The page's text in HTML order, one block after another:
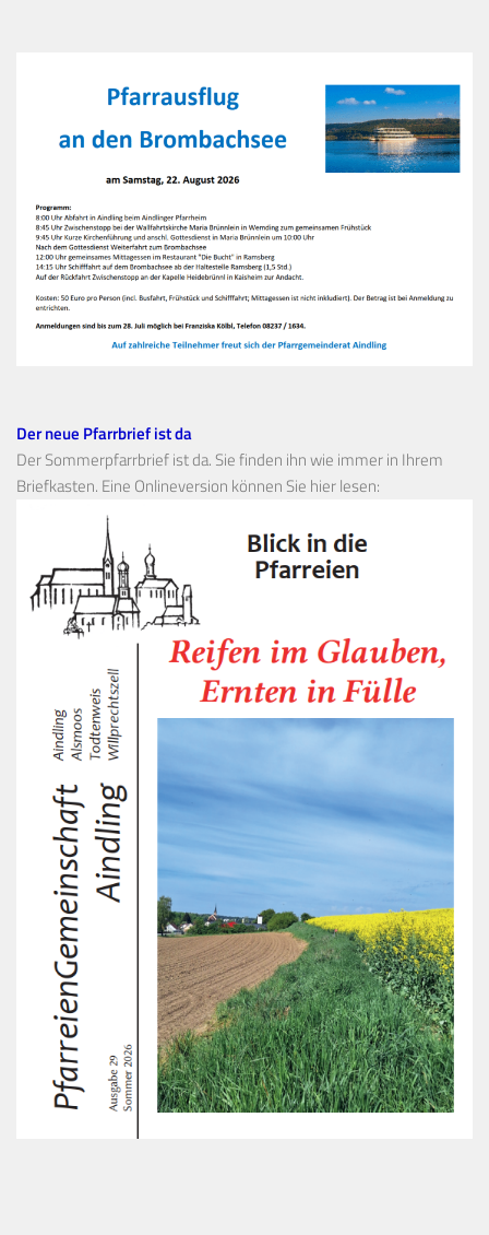
Der neue Pfarrbrief ist da
Der Sommerpfarrbrief ist da. Sie finden ihn wie immer in Ihrem
Briefkasten. Eine Onlineversion können Sie hier lesen: